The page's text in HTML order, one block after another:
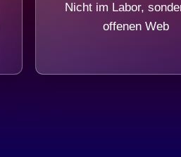
Nicht im Labor,
offenen Web